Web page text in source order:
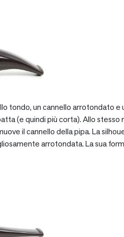
tondo, un cannello arrotondato
(e quindi più corta). Allo stesso
il cannello della pipa. La
arrotondata. La sua